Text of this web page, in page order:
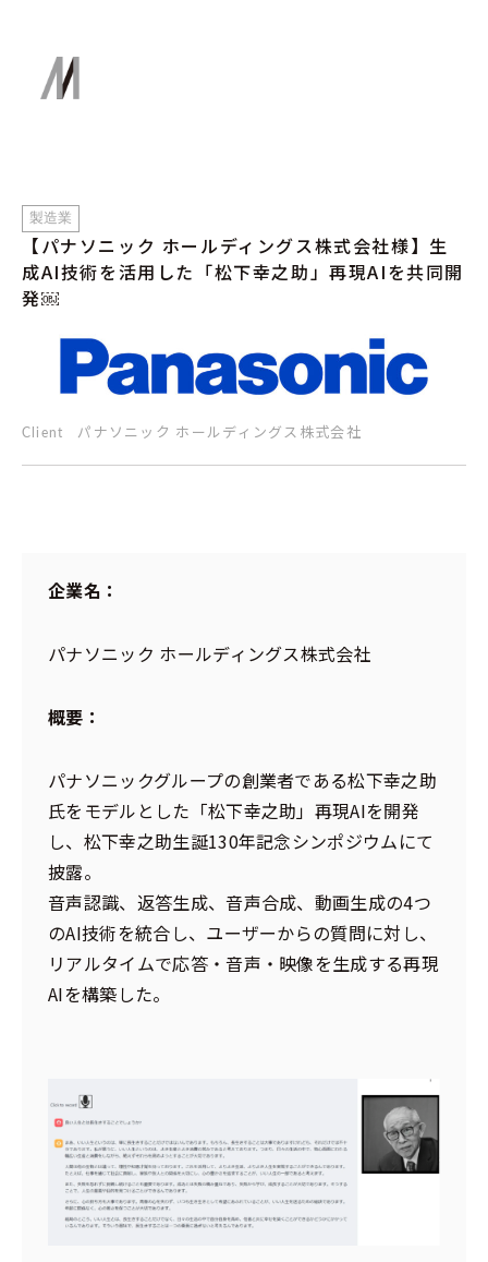
【パナソニック ホールディングス株式会社様】生
成AI技術を活用した「松下幸之助」再現AIを共同開
発￼
製造業
Client パナソニック ホールディングス株式会社
企業名：
パナソニック ホールディングス株式会社
概要：
パナソニックグループの創業者である松下幸之助
氏をモデルとした「松下幸之助」再現AIを開発
し、松下幸之助生誕130年記念シンポジウムにて
披露。
音声認識、返答生成、音声合成、動画生成の4つ
のAI技術を統合し、ユーザーからの質問に対し、
リアルタイムで応答・音声・映像を生成する再現
AIを構築した。